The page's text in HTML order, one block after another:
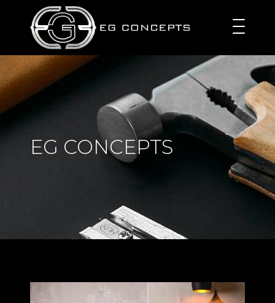
EG CONCEPTS